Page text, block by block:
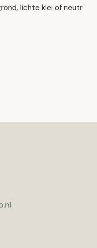
lichte klei of neutr